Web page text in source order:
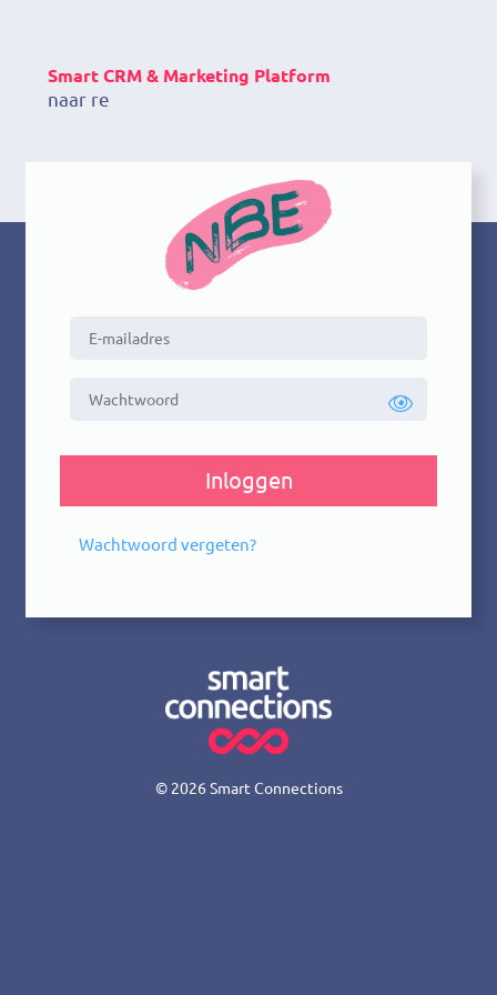
Smart CRM & Marketing Platform
naar rel
Inloggen
Wachtwoord vergeten?
© 2026 Smart Connections